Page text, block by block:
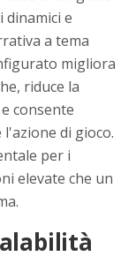
e
a tema
migliora
riduce la
consente
di gioco.
per i
elevate che un